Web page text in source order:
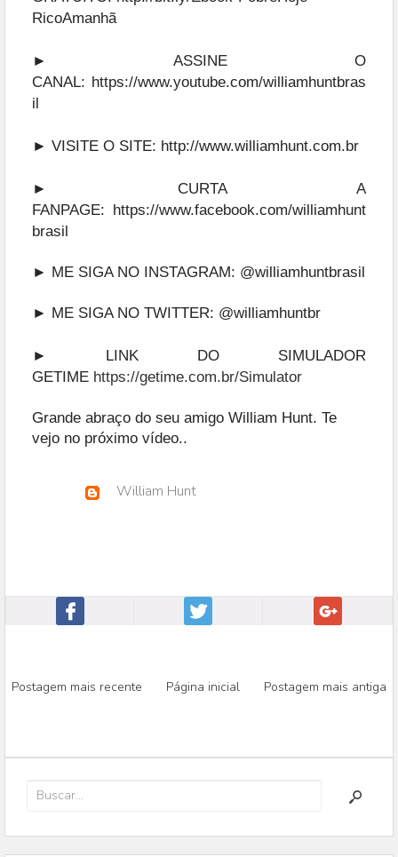
RicoAmanhã
► ASSINE O
CANAL: https://www.youtube.com/williamhuntbras
il
► VISITE O SITE: http://www.williamhunt.com.br
► CURTA A
FANPAGE: https://www.facebook.com/williamhunt
brasil
► ME SIGA NO INSTAGRAM: @williamhuntbrasil
► ME SIGA NO TWITTER: @williamhuntbr
► LINK DO SIMULADOR
GETIME https://getime.com.br/Simulator
Grande abraço do seu amigo William Hunt. Te
vejo no próximo vídeo..
William Hunt
Postagem mais recente Página inicial Postagem mais antiga